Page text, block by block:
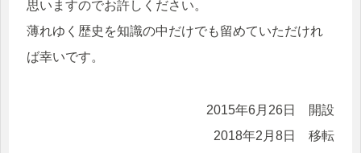
思いますのでお許しください。
薄れゆく歴史を知識の中だけでも留めていただけれ
ば幸いです。
2015年6月26日 開設
2018年2月8日 移転